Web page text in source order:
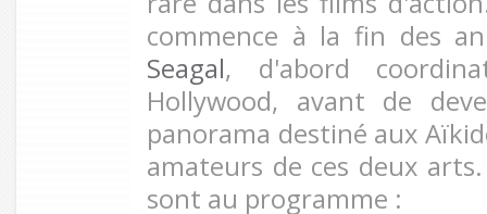
commence à la fin des
Seagal, d'abord
Hollywood, avant de
panorama destiné aux
amateurs de ces deux
sont au programme :